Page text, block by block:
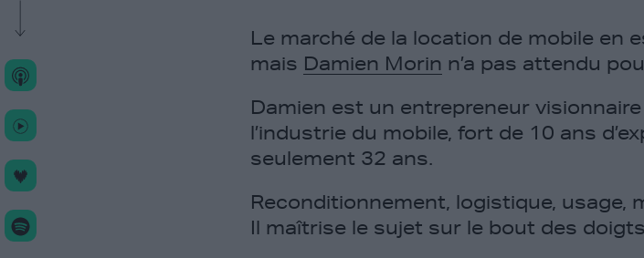
Le marché de la location de mobile en
mais Damien Morin n’a pas attendu
Damien est un entrepreneur
l’industrie du mobile, fort de 10 ans
seulement 32 ans.
Reconditionnement, logistique, usage,
Il maîtrise le sujet sur le bout des doigts.